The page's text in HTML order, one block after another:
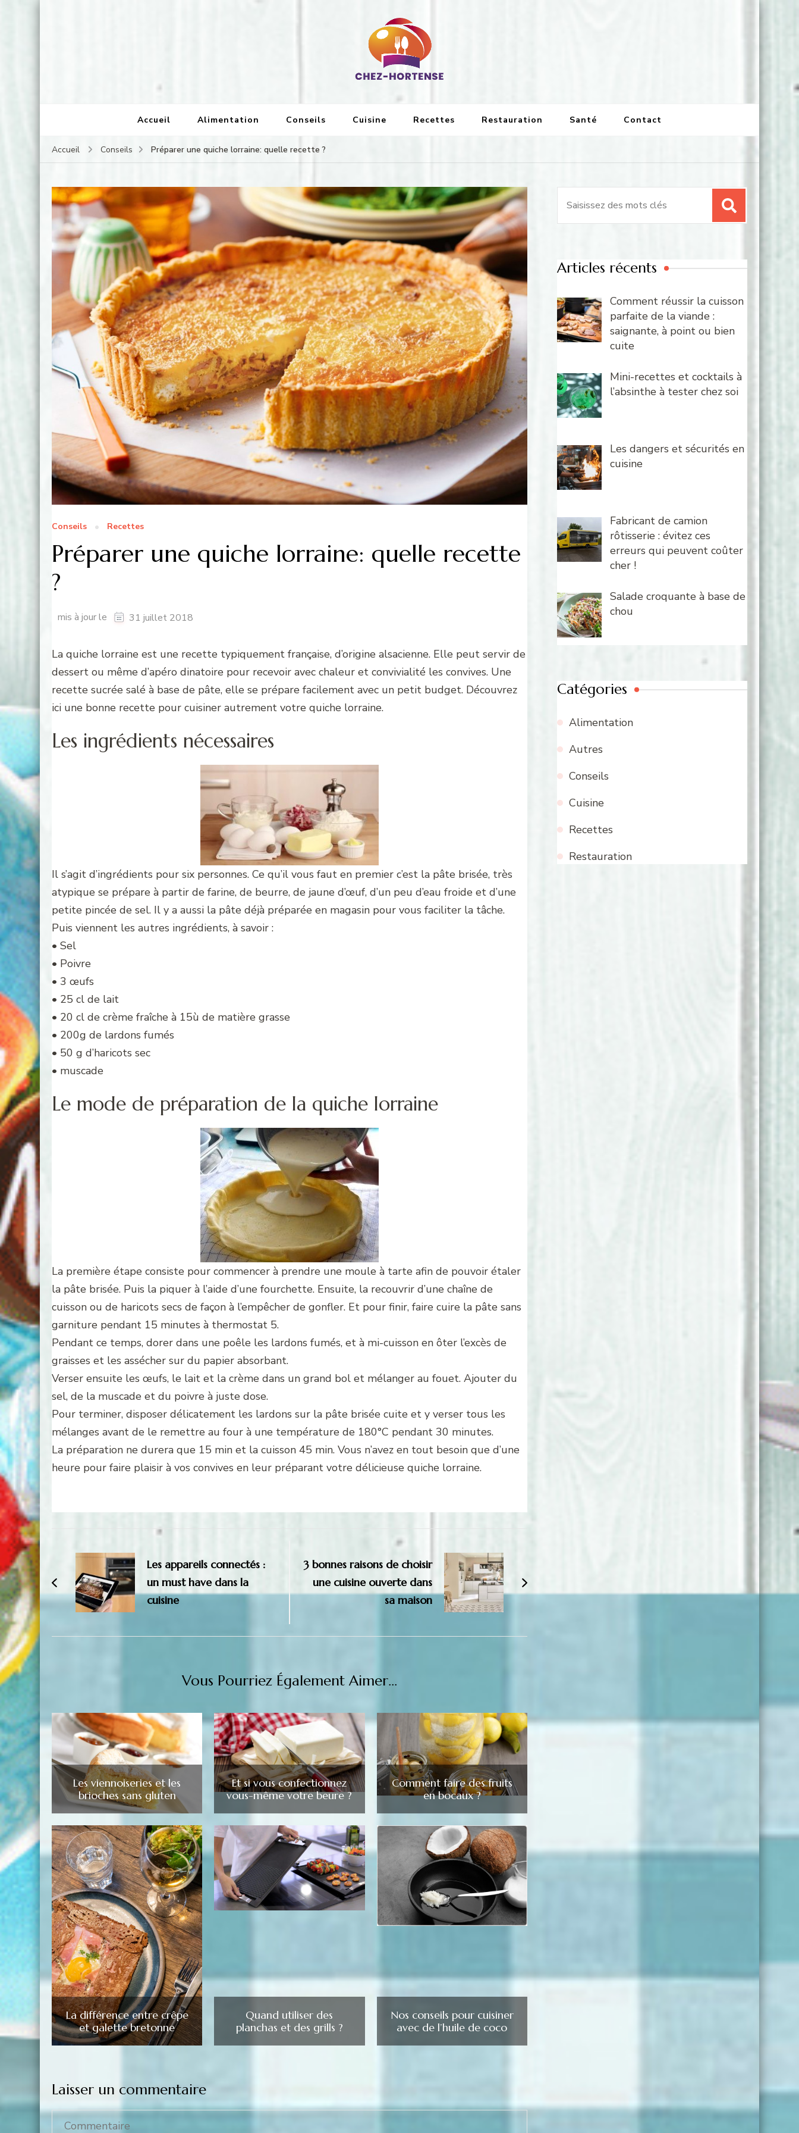
Accueil Alimentation Conseils Cuisine Recettes Restauration Santé Contact
Accueil Conseils Préparer une quiche lorraine: quelle recette ?
Conseils Recettes
Préparer une quiche lorraine: quelle recette
?
mis à jour le 31 juillet 2018
La quiche lorraine est une recette typiquement française, d’origine alsacienne. Elle peut servir de
dessert ou même d’apéro dinatoire pour recevoir avec chaleur et convivialité les convives. Une
recette sucrée salé à base de pâte, elle se prépare facilement avec un petit budget. Découvrez
ici une bonne recette pour cuisiner autrement votre quiche lorraine.
Les ingrédients nécessaires
Il s’agit d’ingrédients pour six personnes. Ce qu’il vous faut en premier c’est la pâte brisée, très
atypique se prépare à partir de farine, de beurre, de jaune d’œuf, d’un peu d’eau froide et d’une
petite pincée de sel. Il y a aussi la pâte déjà préparée en magasin pour vous faciliter la tâche.
Puis viennent les autres ingrédients, à savoir :
• Sel
• Poivre
• 3 œufs
• 25 cl de lait
• 20 cl de crème fraîche à 15ù de matière grasse
• 200g de lardons fumés
• 50 g d’haricots sec
• muscade
Le mode de préparation de la quiche lorraine
La première étape consiste pour commencer à prendre une moule à tarte afin de pouvoir étaler
la pâte brisée. Puis la piquer à l’aide d’une fourchette. Ensuite, la recouvrir d’une chaîne de
cuisson ou de haricots secs de façon à l’empêcher de gonfler. Et pour finir, faire cuire la pâte sans
garniture pendant 15 minutes à thermostat 5.
Pendant ce temps, dorer dans une poêle les lardons fumés, et à mi-cuisson en ôter l’excès de
graisses et les assécher sur du papier absorbant.
Verser ensuite les œufs, le lait et la crème dans un grand bol et mélanger au fouet. Ajouter du
sel, de la muscade et du poivre à juste dose.
Pour terminer, disposer délicatement les lardons sur la pâte brisée cuite et y verser tous les
mélanges avant de le remettre au four à une température de 180°C pendant 30 minutes.
La préparation ne durera que 15 min et la cuisson 45 min. Vous n’avez en tout besoin que d’une
heure pour faire plaisir à vos convives en leur préparant votre délicieuse quiche lorraine.
d'article
Les appareils connectés :
un must have dans la
cuisine
3 bonnes raisons de choisir
une cuisine ouverte dans
sa maison
Vous Pourriez Également Aimer...
Les viennoiseries et les
brioches sans gluten
Et si vous confectionnez
vous-même votre beure ?
Comment faire des fruits
en bocaux ?
La différence entre crêpe
et galette bretonne
Quand utiliser des
planchas et des grills ?
Nos conseils pour cuisiner
avec de l’huile de coco
Laisser un commentaire
Articles récents
Comment réussir la cuisson
parfaite de la viande :
saignante, à point ou bien
cuite
Mini-recettes et cocktails à
l’absinthe à tester chez soi
Les dangers et sécurités en
cuisine
Fabricant de camion
rôtisserie : évitez ces
erreurs qui peuvent coûter
cher !
Salade croquante à base de
chou
Catégories
Alimentation
Autres
Conseils
Cuisine
Recettes
Restauration